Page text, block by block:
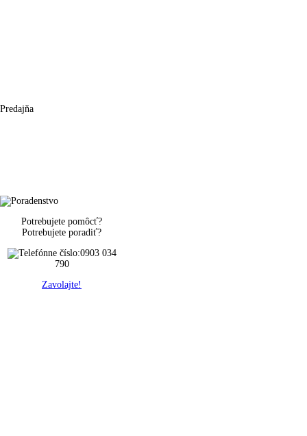
Predajňa
Potrebujete pomôcť?
Potrebujete poradiť?
0903 034
790
Zavolajte!